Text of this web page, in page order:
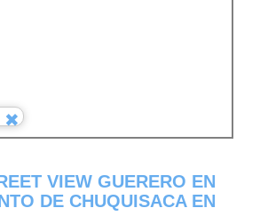
VIEW GUERERO EN
DE CHUQUISACA EN